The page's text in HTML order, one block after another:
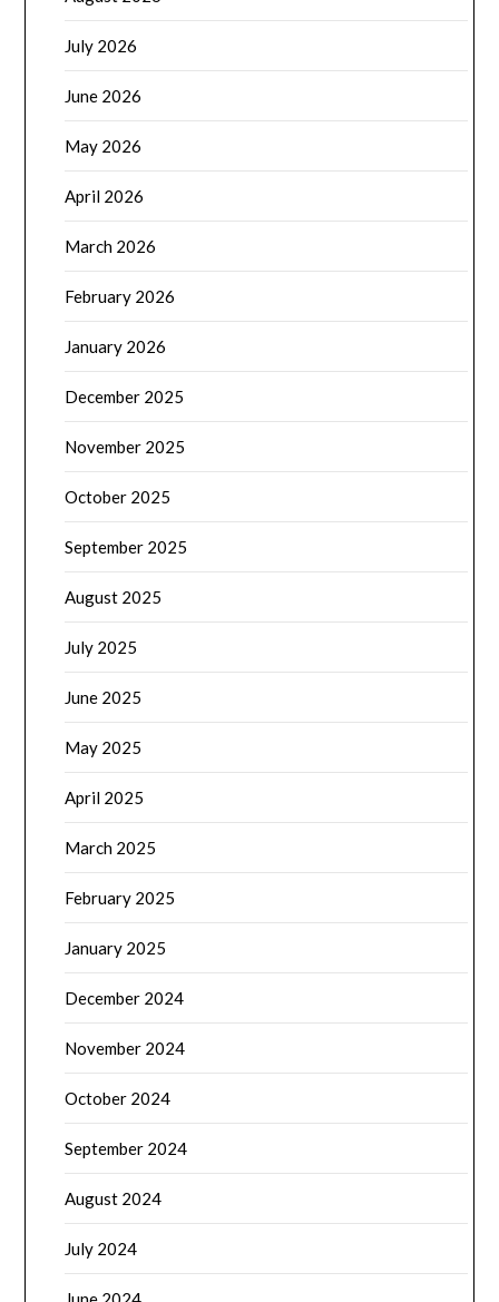
July 2026
June 2026
May 2026
April 2026
March 2026
February 2026
January 2026
December 2025
November 2025
October 2025
September 2025
August 2025
July 2025
June 2025
May 2025
April 2025
March 2025
February 2025
January 2025
December 2024
November 2024
October 2024
September 2024
August 2024
July 2024